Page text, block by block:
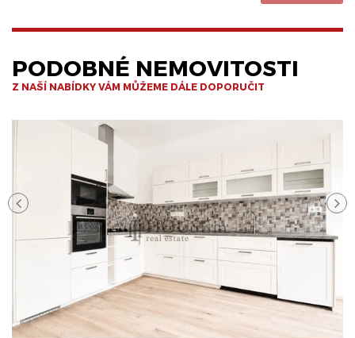
PODOBNÉ NEMOVITOSTI
Z NAŠÍ NABÍDKY VÁM MŮŽEME DÁLE DOPORUČIT